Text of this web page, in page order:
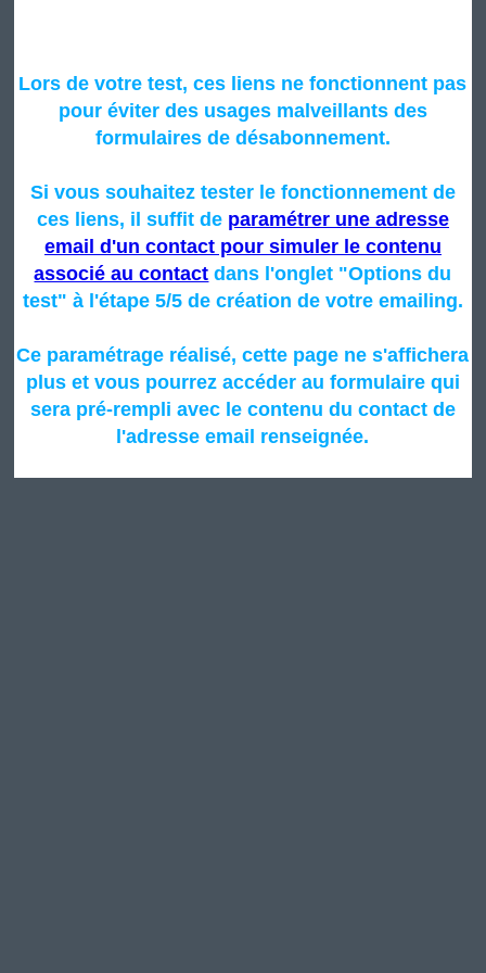
Lors de votre test, ces liens ne fonctionnent pas
pour éviter des usages malveillants des
formulaires de désabonnement.
Si vous souhaitez tester le fonctionnement de
ces liens, il suffit de paramétrer une adresse
email d'un contact pour simuler le contenu
associé au contact dans l'onglet "Options du
test" à l'étape 5/5 de création de votre emailing.
Ce paramétrage réalisé, cette page ne s'affichera
plus et vous pourrez accéder au formulaire qui
sera pré-rempli avec le contenu du contact de
l'adresse email renseignée.